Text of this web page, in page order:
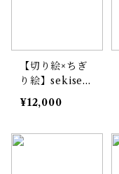
【切り絵×ちぎ
り絵】sekisei-i
nko -ｾｷｾｲｲﾝｺ-
原画アート
¥12,000